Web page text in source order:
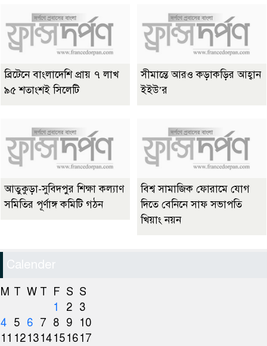
ব্রিটেনে বাংলাদেশি প্রায় ৭ লাখ
৯৫ শতাংশই সিলেটি
সীমান্তে আরও কড়াকড়ির আহ্বান
ইইউ’র
আতুকুড়া-সুবিদপুর শিক্ষা কল্যাণ
সমিতির পূর্ণাঙ্গ কমিটি গঠন
বিশ্ব সামাজিক ফোরামে যোগ
দিতে বেনিনে সাফ সভাপতি
খিয়াং নয়ন
Calender
M T W T F S S
1
2 3
4 5 6 7 8 9
10
11 121314151617